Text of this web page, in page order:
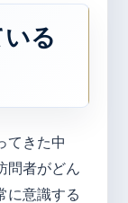
る
てきた中
問者がどん
に意識する